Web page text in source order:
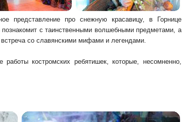
представление про снежную красавицу, в Горнице
с таинственными волшебными предметами, а
со славянскими мифами и легендами.
костромских ребятишек, которые, несомненно,